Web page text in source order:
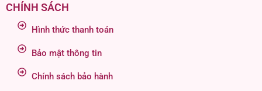
CHÍNH SÁCH
Hình thức thanh toán
Bảo mật thông tin
Chính sách bảo hành